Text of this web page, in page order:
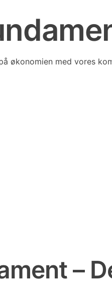
økonomien med vores
–